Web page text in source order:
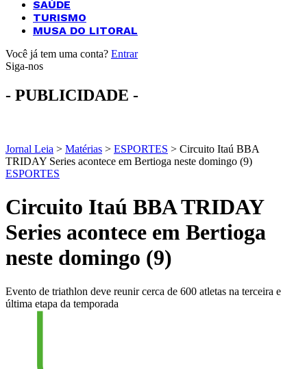
SAÚDE
TURISMO
MUSA DO LITORAL
Você já tem uma conta? Entrar
Siga-nos
- PUBLICIDADE -
Jornal Leia > Matérias > ESPORTES > Circuito Itaú BBA
TRIDAY Series acontece em Bertioga neste domingo (9)
ESPORTES
Circuito Itaú BBA TRIDAY
Series acontece em Bertioga
neste domingo (9)
Evento de triathlon deve reunir cerca de 600 atletas na terceira e
última etapa da temporada